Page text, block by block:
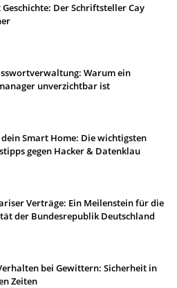
Der Schriftsteller Cay
Warum ein
unverzichtbar ist
Smart Home: Die wichtigsten
gegen Hacker & Datenklau
Verträge: Ein Meilenstein für die
der Bundesrepublik Deutschland
bei Gewittern: Sicherheit in
Zeiten